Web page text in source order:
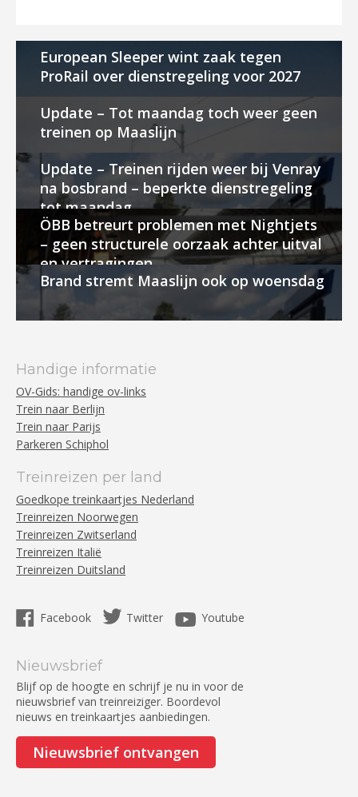
European Sleeper wint zaak tegen
ProRail over dienstregeling voor 2027
Update – Tot maandag toch weer geen
treinen op Maaslijn
Update – Treinen rijden weer bij Venray
na bosbrand – beperkte dienstregeling
tot maandag
ÖBB betreurt problemen met Nightjets
– geen structurele oorzaak achter uitval
en vertragingen
Brand stremt Maaslijn ook op woensdag
Handige informatie
OV-Gids: handige ov-links
Trein naar Berlijn
Trein naar Parijs
Parkeren Schiphol
Treinreizen per land
Goedkope treinkaartjes Nederland
Treinreizen Noorwegen
Treinreizen Zwitserland
Treinreizen Italië
Treinreizen Duitsland
Facebook Twitter Youtube
Nieuwsbrief
Blijf op de hoogte en schrijf je nu in voor de
nieuwsbrief van treinreiziger. Boordevol
nieuws en treinkaartjes aanbiedingen.
Nieuwsbrief ontvangen